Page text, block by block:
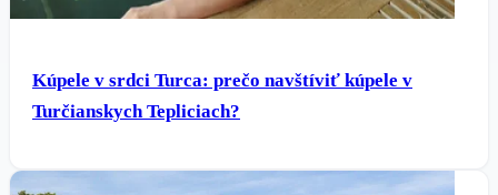
Kúpele v srdci Turca: prečo navštíviť kúpele v
Turčianskych Tepliciach?